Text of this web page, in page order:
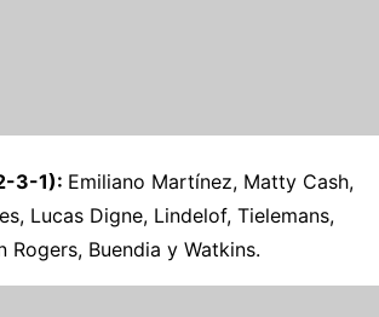
3-1): Emiliano Martínez, Matty Cash,
Lucas Digne, Lindelof, Tielemans,
Rogers, Buendia y Watkins.